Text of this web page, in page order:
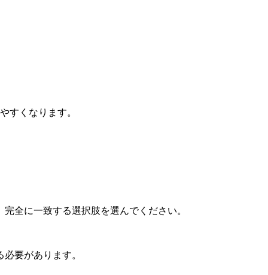
すくなります。
全に一致する選択肢を選んでください。
要があります。